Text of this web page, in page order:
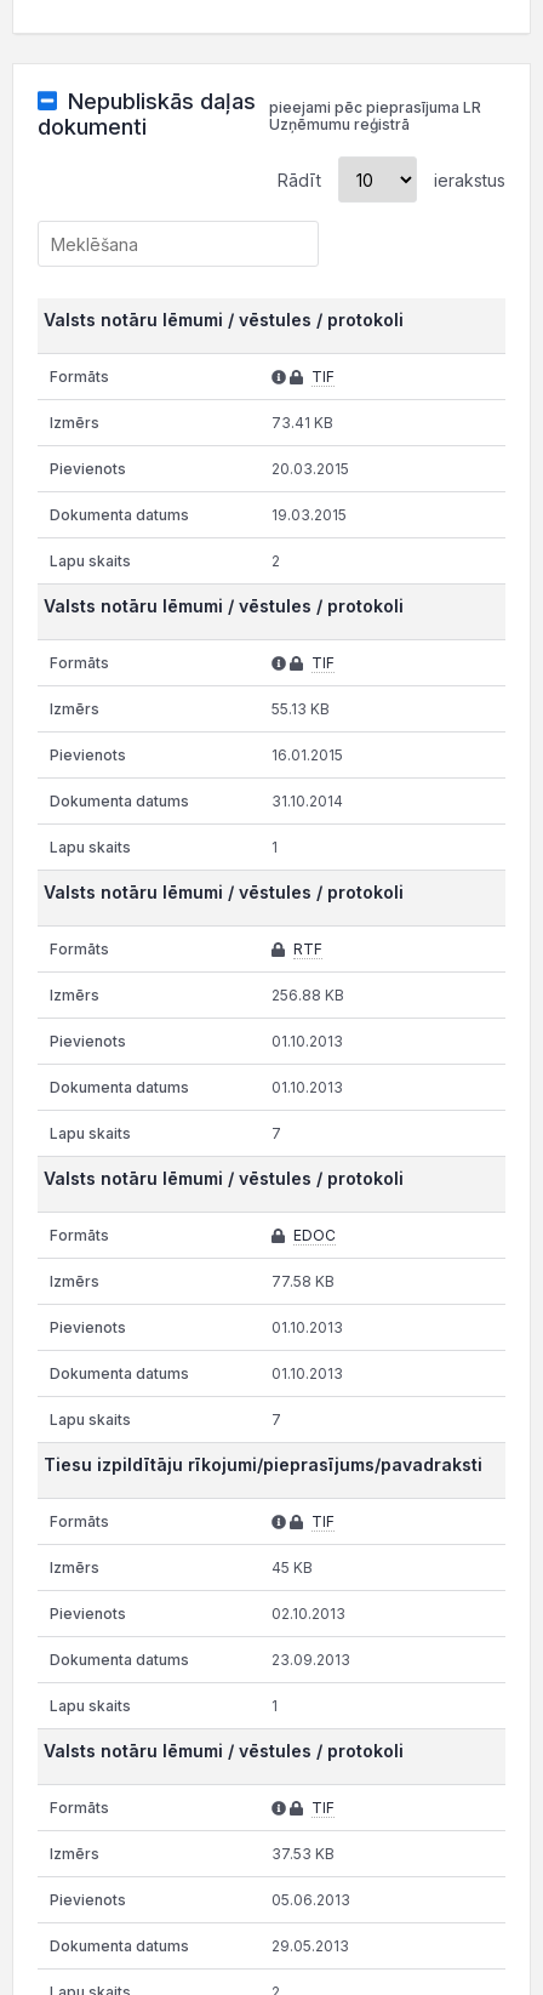
Nepubliskās daļas
dokumenti
pieejami pēc pieprasījuma LR
Uzņēmumu reģistrā
Rādīt ierakstus
Valsts notāru lēmumi / vēstules / protokoli
TIF
73.41 KB
20.03.2015
19.03.2015
2
Valsts notāru lēmumi / vēstules / protokoli
TIF
55.13 KB
16.01.2015
31.10.2014
1
Valsts notāru lēmumi / vēstules / protokoli
RTF
256.88 KB
01.10.2013
01.10.2013
7
Valsts notāru lēmumi / vēstules / protokoli
EDOC
77.58 KB
01.10.2013
01.10.2013
7
Tiesu izpildītāju rīkojumi/pieprasījums/pavadraksti
TIF
45 KB
02.10.2013
23.09.2013
1
Valsts notāru lēmumi / vēstules / protokoli
TIF
37.53 KB
05.06.2013
29.05.2013